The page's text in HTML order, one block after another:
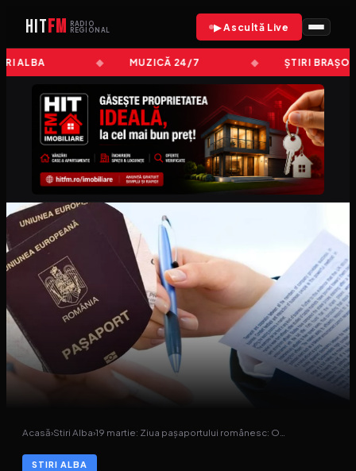
HITFM
RADIO
REGIONAL
▶ Ascultă Live
ALBA MUZICĂ 24/7 ȘTIRI BRAȘOV
Acasă›Stiri Alba›19 martie: Ziua pașaportului românesc: O…
STIRI ALBA